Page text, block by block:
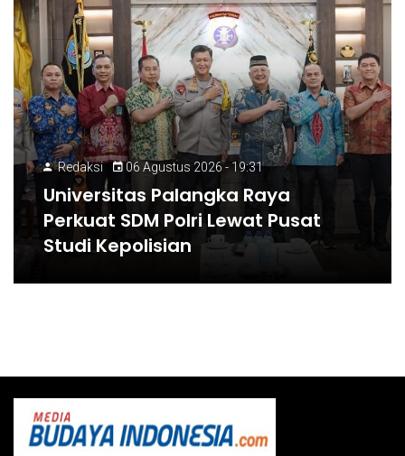
Redaksi 06 Agustus 2026 - 19:31
Universitas Palangka Raya
Perkuat SDM Polri Lewat Pusat
Studi Kepolisian